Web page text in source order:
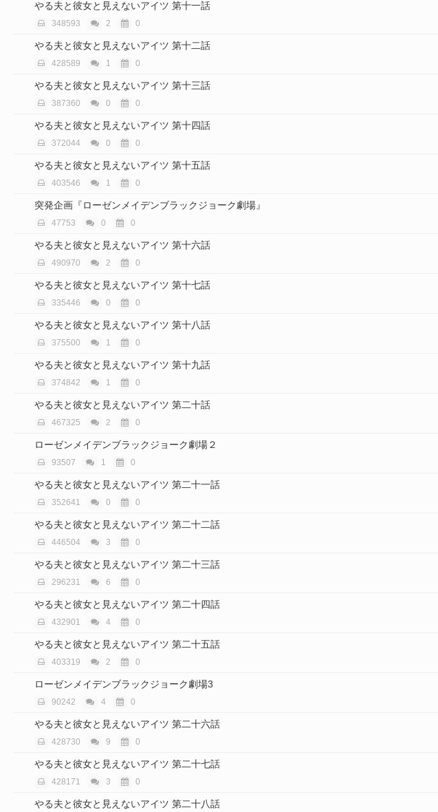
やる夫と彼女と見えないアイツ 第十一話
348593 2 0
やる夫と彼女と見えないアイツ 第十二話
428589 1 0
やる夫と彼女と見えないアイツ 第十三話
387360 0 0
やる夫と彼女と見えないアイツ 第十四話
372044 0 0
やる夫と彼女と見えないアイツ 第十五話
403546 1 0
突発企画『ローゼンメイデンブラックジョーク劇場』
47753 0 0
やる夫と彼女と見えないアイツ 第十六話
490970 2 0
やる夫と彼女と見えないアイツ 第十七話
335446 0 0
やる夫と彼女と見えないアイツ 第十八話
375500 1 0
やる夫と彼女と見えないアイツ 第十九話
374842 1 0
やる夫と彼女と見えないアイツ 第二十話
467325 2 0
ローゼンメイデンブラックジョーク劇場２
93507 1 0
やる夫と彼女と見えないアイツ 第二十一話
352641 0 0
やる夫と彼女と見えないアイツ 第二十二話
446504 3 0
やる夫と彼女と見えないアイツ 第二十三話
296231 6 0
やる夫と彼女と見えないアイツ 第二十四話
432901 4 0
やる夫と彼女と見えないアイツ 第二十五話
403319 2 0
ローゼンメイデンブラックジョーク劇場3
90242 4 0
やる夫と彼女と見えないアイツ 第二十六話
428730 9 0
やる夫と彼女と見えないアイツ 第二十七話
428171 3 0
やる夫と彼女と見えないアイツ 第二十八話